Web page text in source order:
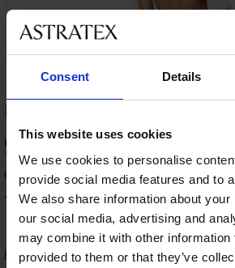
Consent Details
This website uses cookies
We use cookies to personalise
provide social media features and to
We also share information about
our social media, advertising and
may combine it with other information
provided to them or that they’ve
HODNOCENÍ PRODUKTU
99
62 zákazníků produkt hodnotilo
100% zákazníků produkt doporučuje
Řazení